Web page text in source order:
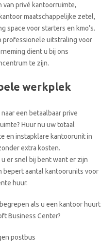
van privé kantoorruimte,
maatschappelijke zetel,
space voor starters en kmo’s.
professionele uitstraling voor
dient u bij ons
te zijn.
werkplek
een betaalbaar prive
Huur nu uw totaal
en instapklare kantoorunit in
extra kosten.
u er snel bij bent want er zijn
bepert aantal kantoorunits voor
huur.
als u een kantoor huurt
Business Center?
postbus